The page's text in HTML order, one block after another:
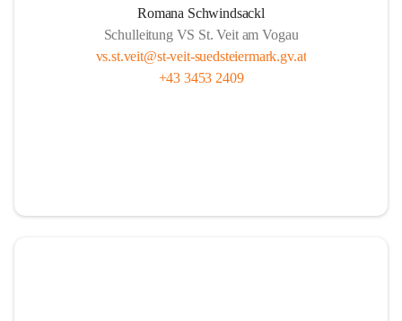
Romana Schwindsackl
Schulleitung VS St. Veit am Vogau
vs.st.veit@st-veit-suedsteiermark.gv.at
+43 3453 2409